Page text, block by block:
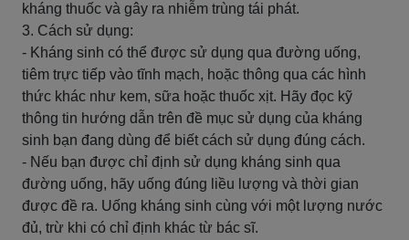
kháng thuốc và gây ra nhiễm trùng tái phát.
3. Cách sử dụng:
- Kháng sinh có thể được sử dụng qua đường uống,
tiêm trực tiếp vào tĩnh mạch, hoặc thông qua các hình
thức khác như kem, sữa hoặc thuốc xịt. Hãy đọc kỹ
thông tin hướng dẫn trên đề mục sử dụng của kháng
sinh bạn đang dùng để biết cách sử dụng đúng cách.
- Nếu bạn được chỉ định sử dụng kháng sinh qua
đường uống, hãy uống đúng liều lượng và thời gian
được đề ra. Uống kháng sinh cùng với một lượng nước
đủ, trừ khi có chỉ định khác từ bác sĩ.